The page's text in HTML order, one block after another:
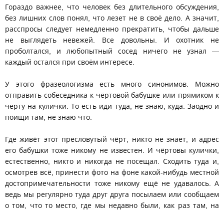
Гораздо важнее, что человек без длительного обсуждения,
без лишних слов понял, что лезет не в своё дело. А значит,
расспросы следует немедленно прекратить, чтобы дальше
не выглядеть невежей. Все довольны. И охотник не
проболтался, и любопытный сосед ничего не узнал —
каждый остался при своём интересе.
У этого фразеологизма есть много синонимов. Можно
отправить собеседника к чёртовой бабушке или прямиком к
чёрту на кулички. То есть иди туда, не знаю, куда. Заодно и
поищи там, не знаю что.
Где живёт этот пресловутый чёрт, никто не знает, и адрес
его бабушки тоже никому не известен. И чёртовы кулички,
естественно, никто и никогда не посещал. Сходить туда и,
осмотрев всё, принести фото на фоне какой-нибудь местной
достопримечательности тоже никому ещё не удавалось. А
ведь мы регулярно туда друг друга посылаем или сообщаем
о том, что то место, где мы недавно были, как раз там, на